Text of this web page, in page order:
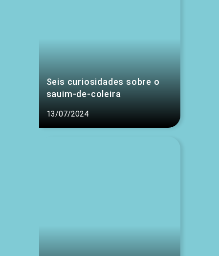
Seis curiosidades sobre o
sauim-de-coleira
13/07/2024